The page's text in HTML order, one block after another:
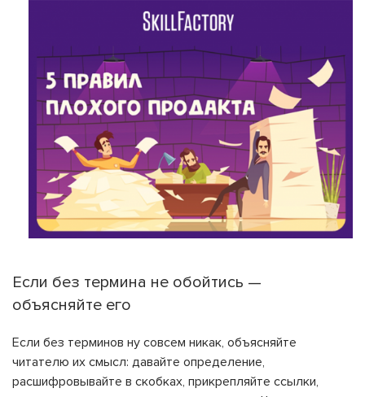
Если без термина не обойтись —
объясняйте его
Если без терминов ну совсем никак, объясняйте
читателю их смысл: давайте определение,
расшифровывайте в скобках, прикрепляйте ссылки,